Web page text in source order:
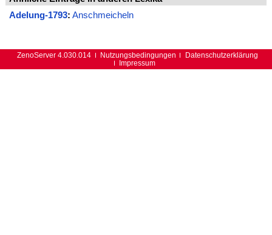
Adelung-1793: Anschmeicheln
ZenoServer 4.030.014 Nutzungsbedingungen
Datenschutzerklärung
Impressum